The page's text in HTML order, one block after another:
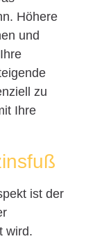
Höhere
und
zu
Ihre
ist der
wird.